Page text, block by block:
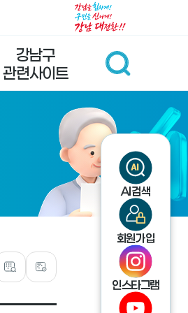
강남구
관련사이트
AI검색
회원가입
인스타그램